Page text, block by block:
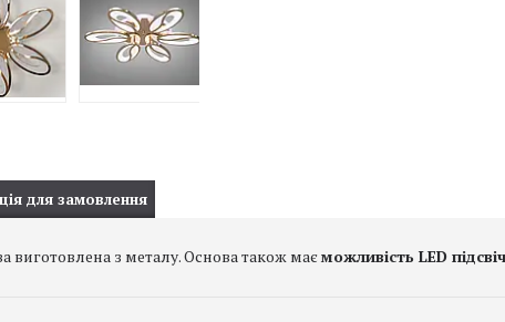
для замовлення
виготовлена з металу. Основа також маєможливість LED